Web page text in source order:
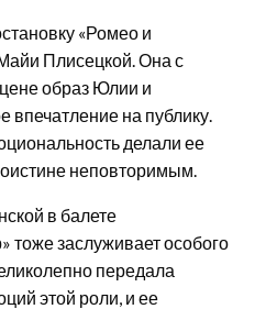
«Ромео и
Плисецкой. Она с
образ Юлии и
впечатление на публику.
делали ее
неповторимым.
в балете
тоже заслуживает особого
передала
этой роли, и ее